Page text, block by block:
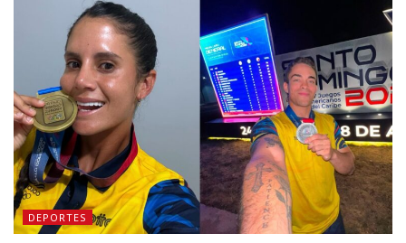
DEPORTES